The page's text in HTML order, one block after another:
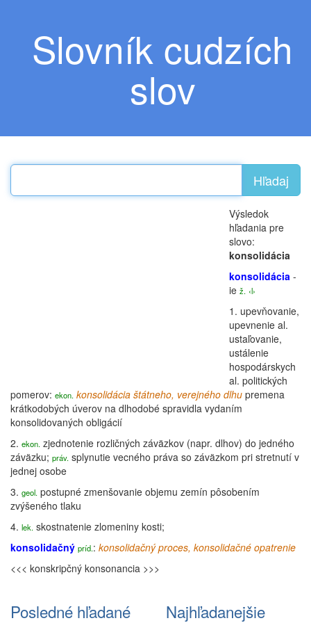
Slovník cudzích
slov
Hľadaj
Výsledok
hľadania pre
slovo:
konsolidácia
konsolidácia -
ie ž. ‹l›
1. upevňovanie,
upevnenie al.
ustaľovanie,
ustálenie
hospodárskych
al. politických
pomerov: ekon. konsolidácia štátneho, verejného dlhu premena
krátkodobých úverov na dlhodobé spravidla vydaním
konsolidovaných obligácií
2. ekon. zjednotenie rozličných záväzkov (napr. dlhov) do jedného
záväzku; práv. splynutie vecného práva so záväzkom pri stretnutí v
jednej osobe
3. geol. postupné zmenšovanie objemu zemín pôsobením
zvýšeného tlaku
4. lek. skostnatenie zlomeniny kosti;
konsolidačný príd.: konsolidačnýproces, konsolidačné opatrenie
<<< konskripčný konsonancia >>>
Posledné hľadané Najhľadanejšie